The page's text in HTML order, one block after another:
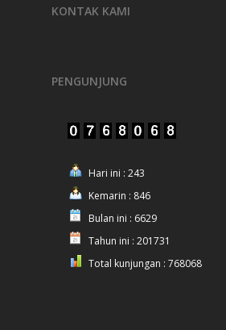
KONTAK KAMI
PENGUNJUNG
Hari ini : 243
Kemarin : 846
Bulan ini : 6629
Tahun ini : 201731
Total kunjungan : 768068